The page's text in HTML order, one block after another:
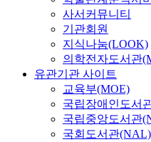
사서커뮤니티
기관회원
지식나눔(LOOK)
의학전자도서관
유관기관 사이트
교육부(MOE)
국립장애인도서
국립중앙도서관
국회도서관(NAL)